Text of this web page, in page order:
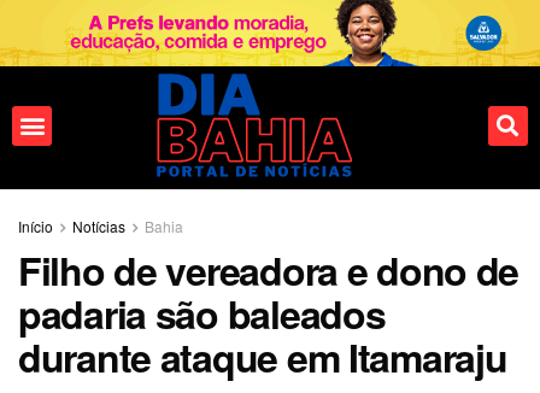
Início Notícias Bahia
Filho de vereadora e dono de
padaria são baleados
durante ataque em Itamaraju